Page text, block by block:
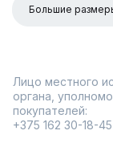
Большие
Лицо местного
органа,
покупателей:
+375 162 30-18-45